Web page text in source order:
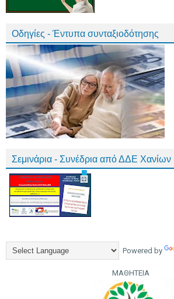
Οδηγίες - Έντυπα συνταξιοδότησης
Σεμινάρια - Συνέδρια από ΔΔΕ Χανίων
Powered by
ΜΑΘΗΤΕΙΑ